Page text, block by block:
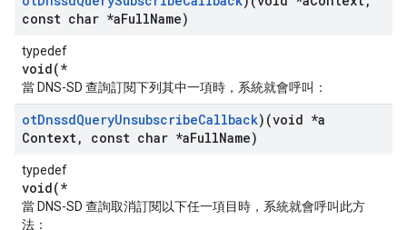
const char *aFullName)
typedef
void(*
當 DNS-SD 查詢訂閱下列其中一項時，系統就會呼叫：
otDnssdQueryUnsubscribeCallback)(void *a
Context, const char *aFullName)
typedef
void(*
當 DNS-SD 查詢取消訂閱以下任一項目時，系統就會呼叫此方
法：